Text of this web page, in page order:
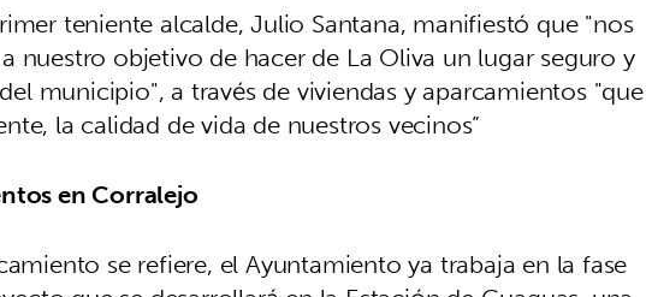
teniente alcalde, Julio Santana, manifiestó que "nos
nuestro objetivo de hacer de La Oliva un lugar seguro y
municipio", a través de viviendas y aparcamientos "que
la calidad de vida de nuestros vecinos”
en Corralejo
se refiere, el Ayuntamiento ya trabaja en la fase